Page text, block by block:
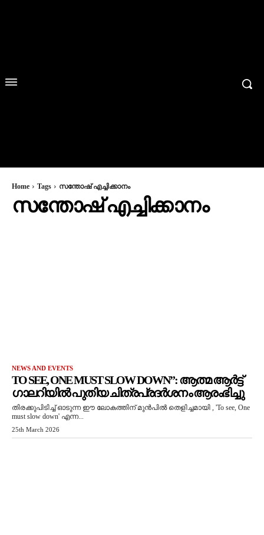
Home Tags സന്തോഷ് എച്ചിക്കാനം
സന്തോഷ് എച്ചിക്കാനം
NEWS AND EVENTS
TO SEE, ONE MUST SLOW DOWN”: ആത്മ ആർട്ട്
ഗാലറിയിൽ പുതിയ ചിത്രപ്രദർശനം ആരംഭിച്ചു
തിരക്കുപിടിച്ച് ഓടുന്ന ഈ ലോകത്തിന് മുൻപിൽ തെളിച്ചമായി , 'To see, One
must slow down' എന്ന...
25th March 2026